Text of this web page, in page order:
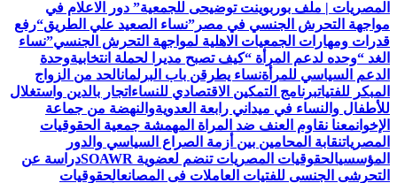
المصريات | ملف بوربوينت توضيحى للجمعية” دور الاعلام في
مواجهة التحرش الجنسي في مصر”نساء الصعيد علي الطريق“رفع
قدرات ومهارات الجمعيات الاهلية لمواجهة التحرش الجنسي”نساء
الغد “وحده لدعم المرأة “كيف تصبح مديرا لحملة انتخابيةوحدة
الدعم السياسي للمرأةنساء يطرقن باب البرلمانالحد من الزواج
المبكر للفتياتبرنامج التمكين الاقتصادي للنساء اتجار بالدين واستغلال
للأطفال والنساء في ميداني رابعة العدويةوالنهضة من جماعة
الإخوانمعنا نقاوم العنف ضد المراة المهمشة جمعية الحقوقيات
المصرياتنقابة المحامين بين أزمة الصراع السياسي والدور
المؤسسيالحقوقيات المصريات تنضم لعضوية SOAWR
دراسة عن
التحرشى الجنسى للفتيات العاملات فى المصانعالحقوقيات